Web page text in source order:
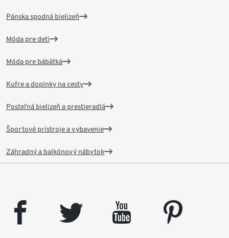
Pánska spodná bielizeň
Móda pre deti
Móda pre bábätká
Kufre a doplnky na cesty
Posteľná bielizeň a prestieradlá
Športové prístroje a vybavenie
Záhradný a balkónový nábytok
facebook twitter youtube
pinterest